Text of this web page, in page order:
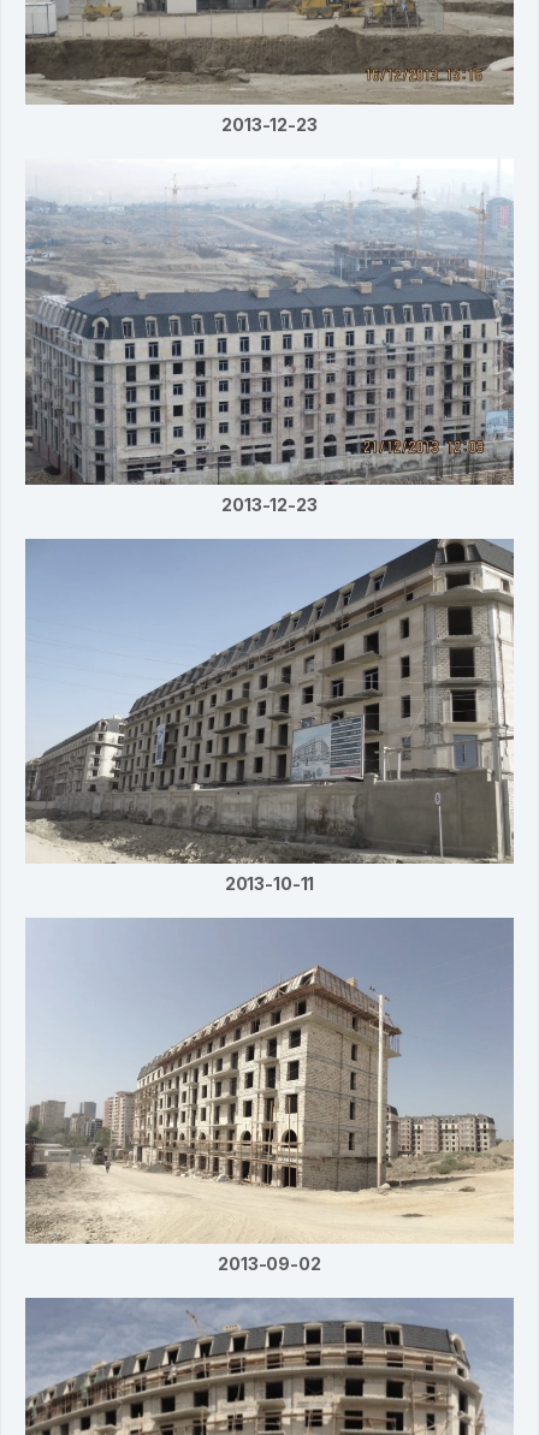
2013-12-23
2013-12-23
2013-10-11
2013-09-02